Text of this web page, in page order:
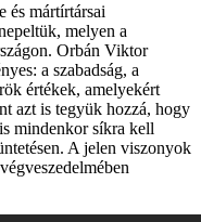
és mártírtársai
melyen a
Orbán Viktor
a szabadság, a
értékek, amelyekért
azt is tegyük hozzá, hogy
mindenkor síkra kell
A jelen viszonyok